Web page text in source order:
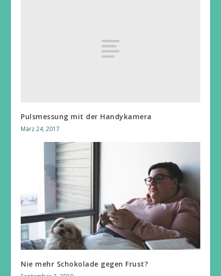
Pulsmessung mit der Handykamera
März 24, 2017
Nie mehr Schokolade gegen Frust?